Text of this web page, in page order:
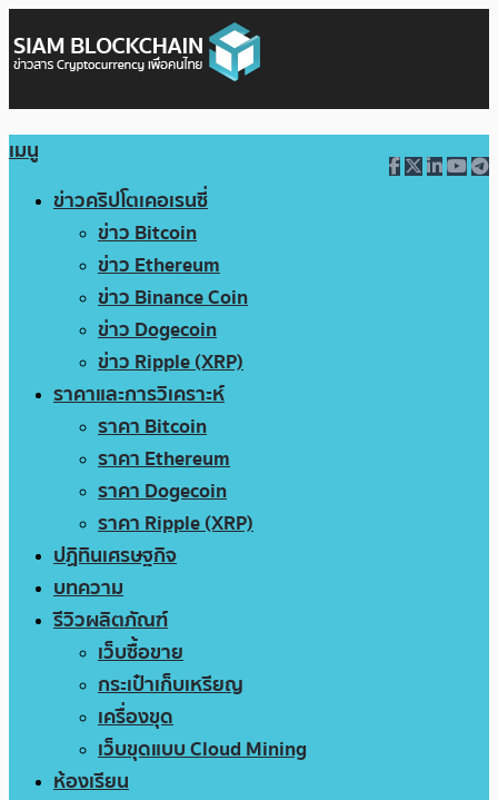
เมนู
ข่าวคริปโตเคอเรนซี่
ข่าว Bitcoin
ข่าว Ethereum
ข่าว Binance Coin
ข่าว Dogecoin
ข่าว Ripple (XRP)
ราคาและการวิเคราะห์
ราคา Bitcoin
ราคา Ethereum
ราคา Dogecoin
ราคา Ripple (XRP)
ปฏิทินเศรษฐกิจ
บทความ
รีวิวผลิตภัณฑ์
เว็บซื้อขาย
กระเป๋าเก็บเหรียญ
เครื่องขุด
เว็บขุดแบบ Cloud Mining
ห้องเรียน